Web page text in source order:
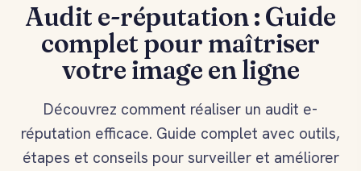
Audit e-réputation : Guide
complet pour maîtriser
votre image en ligne
Découvrez comment réaliser un audit e-
réputation efficace. Guide complet avec outils,
étapes et conseils pour surveiller et améliorer